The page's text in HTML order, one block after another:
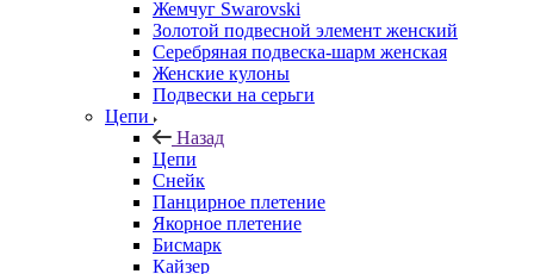
Жемчуг Swarovski
Золотой подвесной элемент женcкий
Серебряная подвеска-шарм женская
Женские кулоны
Подвески на серьги
Цепи
Назад
Цепи
Снейк
Панцирное плетение
Якорное плетение
Бисмарк
Кайзер